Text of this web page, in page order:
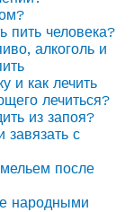
пить человека?
алкоголь и
и как лечить
лечиться?
из запоя?
завязать с
после
народными